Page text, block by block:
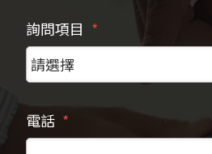
詢問項目
電話